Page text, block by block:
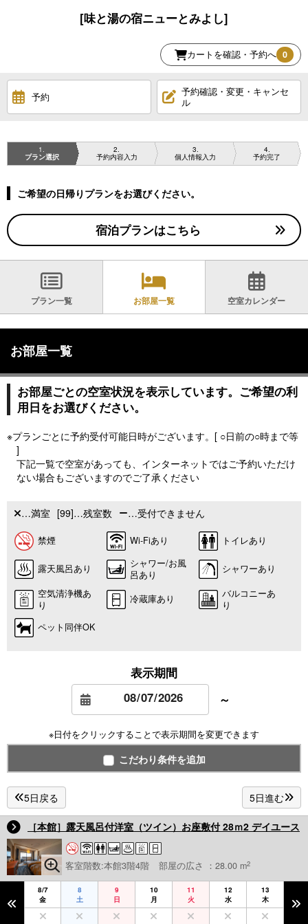
[味と湯の宿ニューとみよし]
カートを確認・予約へ 0
予約
予約確認・変更・キャンセ
ル
1
プラン選択
2
予約内容入力
3
個人情報入力
4
予約完了
ご希望の日帰りプランをお選びください。
宿泊プランはこちら
プラン一覧 お部屋一覧 空室カレンダー
お部屋一覧
お部屋ごとの空室状況を表示しています。ご希望の利
用日をお選びください。
※プランごとに予約受付可能日時がございます。[ ○日前の○時まで等
]
下記一覧で空室があっても、インターネットではご予約いただけ
ない場合もございますのでご了承ください
…満室 [99]…残室数 …受付できません
禁煙 Wi-Fiあり トイレあり
露天風呂あり
シャワー/お風
呂あり
シャワーあり
空気清浄機あ
り
冷蔵庫あり
バルコニーあ
り
ペット同伴OK
表示期間
～
※日付をクリックすることで表示期間を変更できます
こだわり条件を追加
5日戻る 5日進む
［本館］露天風呂付洋室（ツイン）お座敷付 28ｍ2 デイユース
客室階数:本館3階4階 部屋の広さ ：28.00 m2
8/7
金
8
土
9
日
10
月
11
火
12
水
13
木